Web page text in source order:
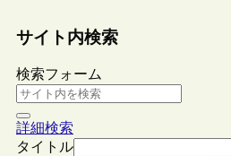
サイト内検索
検索フォーム
詳細検索
タイトル